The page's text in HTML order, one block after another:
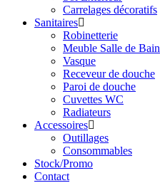
Carrelages décoratifs
Sanitaires
Robinetterie
Meuble Salle de Bain
Vasque
Receveur de douche
Paroi de douche
Cuvettes WC
Radiateurs
Accessoires
Outillages
Consommables
Stock/Promo
Contact